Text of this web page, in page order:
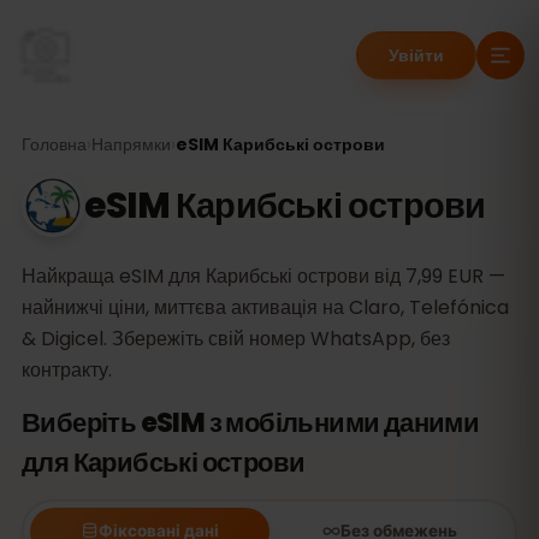
Увійти
Головна Напрямки eSIM Карибські острови
eSIM Карибські острови
Найкраща eSIM для Карибські острови від 7,99 EUR —
найнижчі ціни, миттєва активація на Claro, Telefónica
& Digicel. Збережіть свій номер WhatsApp, без
контракту.
Виберіть eSIM з мобільними даними
для Карибські острови
Фіксовані дані Без обмежень